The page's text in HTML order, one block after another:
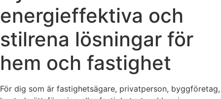
energieffektiva och
stilrena lösningar för
hem och fastighet
För dig som är fastighetsägare, privatperson, byggföretag,